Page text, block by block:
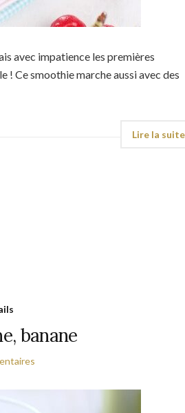
avec impatience les premières
! Ce smoothie marche aussi avec des
banane